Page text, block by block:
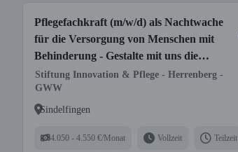
Pflegefachkraft (m/w/d) als Nachtwache
für die Versorgung von Menschen mit
Behinderung - Gestalte mit uns die
Zukunft!
Stiftung Innovation & Pflege - Herrenberg -
GWW
Sindelfingen
4.050 - 4.550 €/Monat Vollzeit Teilzeit